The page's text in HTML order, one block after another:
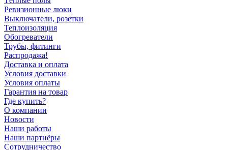
Ревизионные люки
Выключатели, розетки
Теплоизоляция
Обогреватели
Трубы, фитинги
Распродажа!
Доставка и оплата
Условия доставки
Условия оплаты
Гарантия на товар
Где купить?
О компании
Новости
Наши работы
Наши партнёры
Сотрудничество